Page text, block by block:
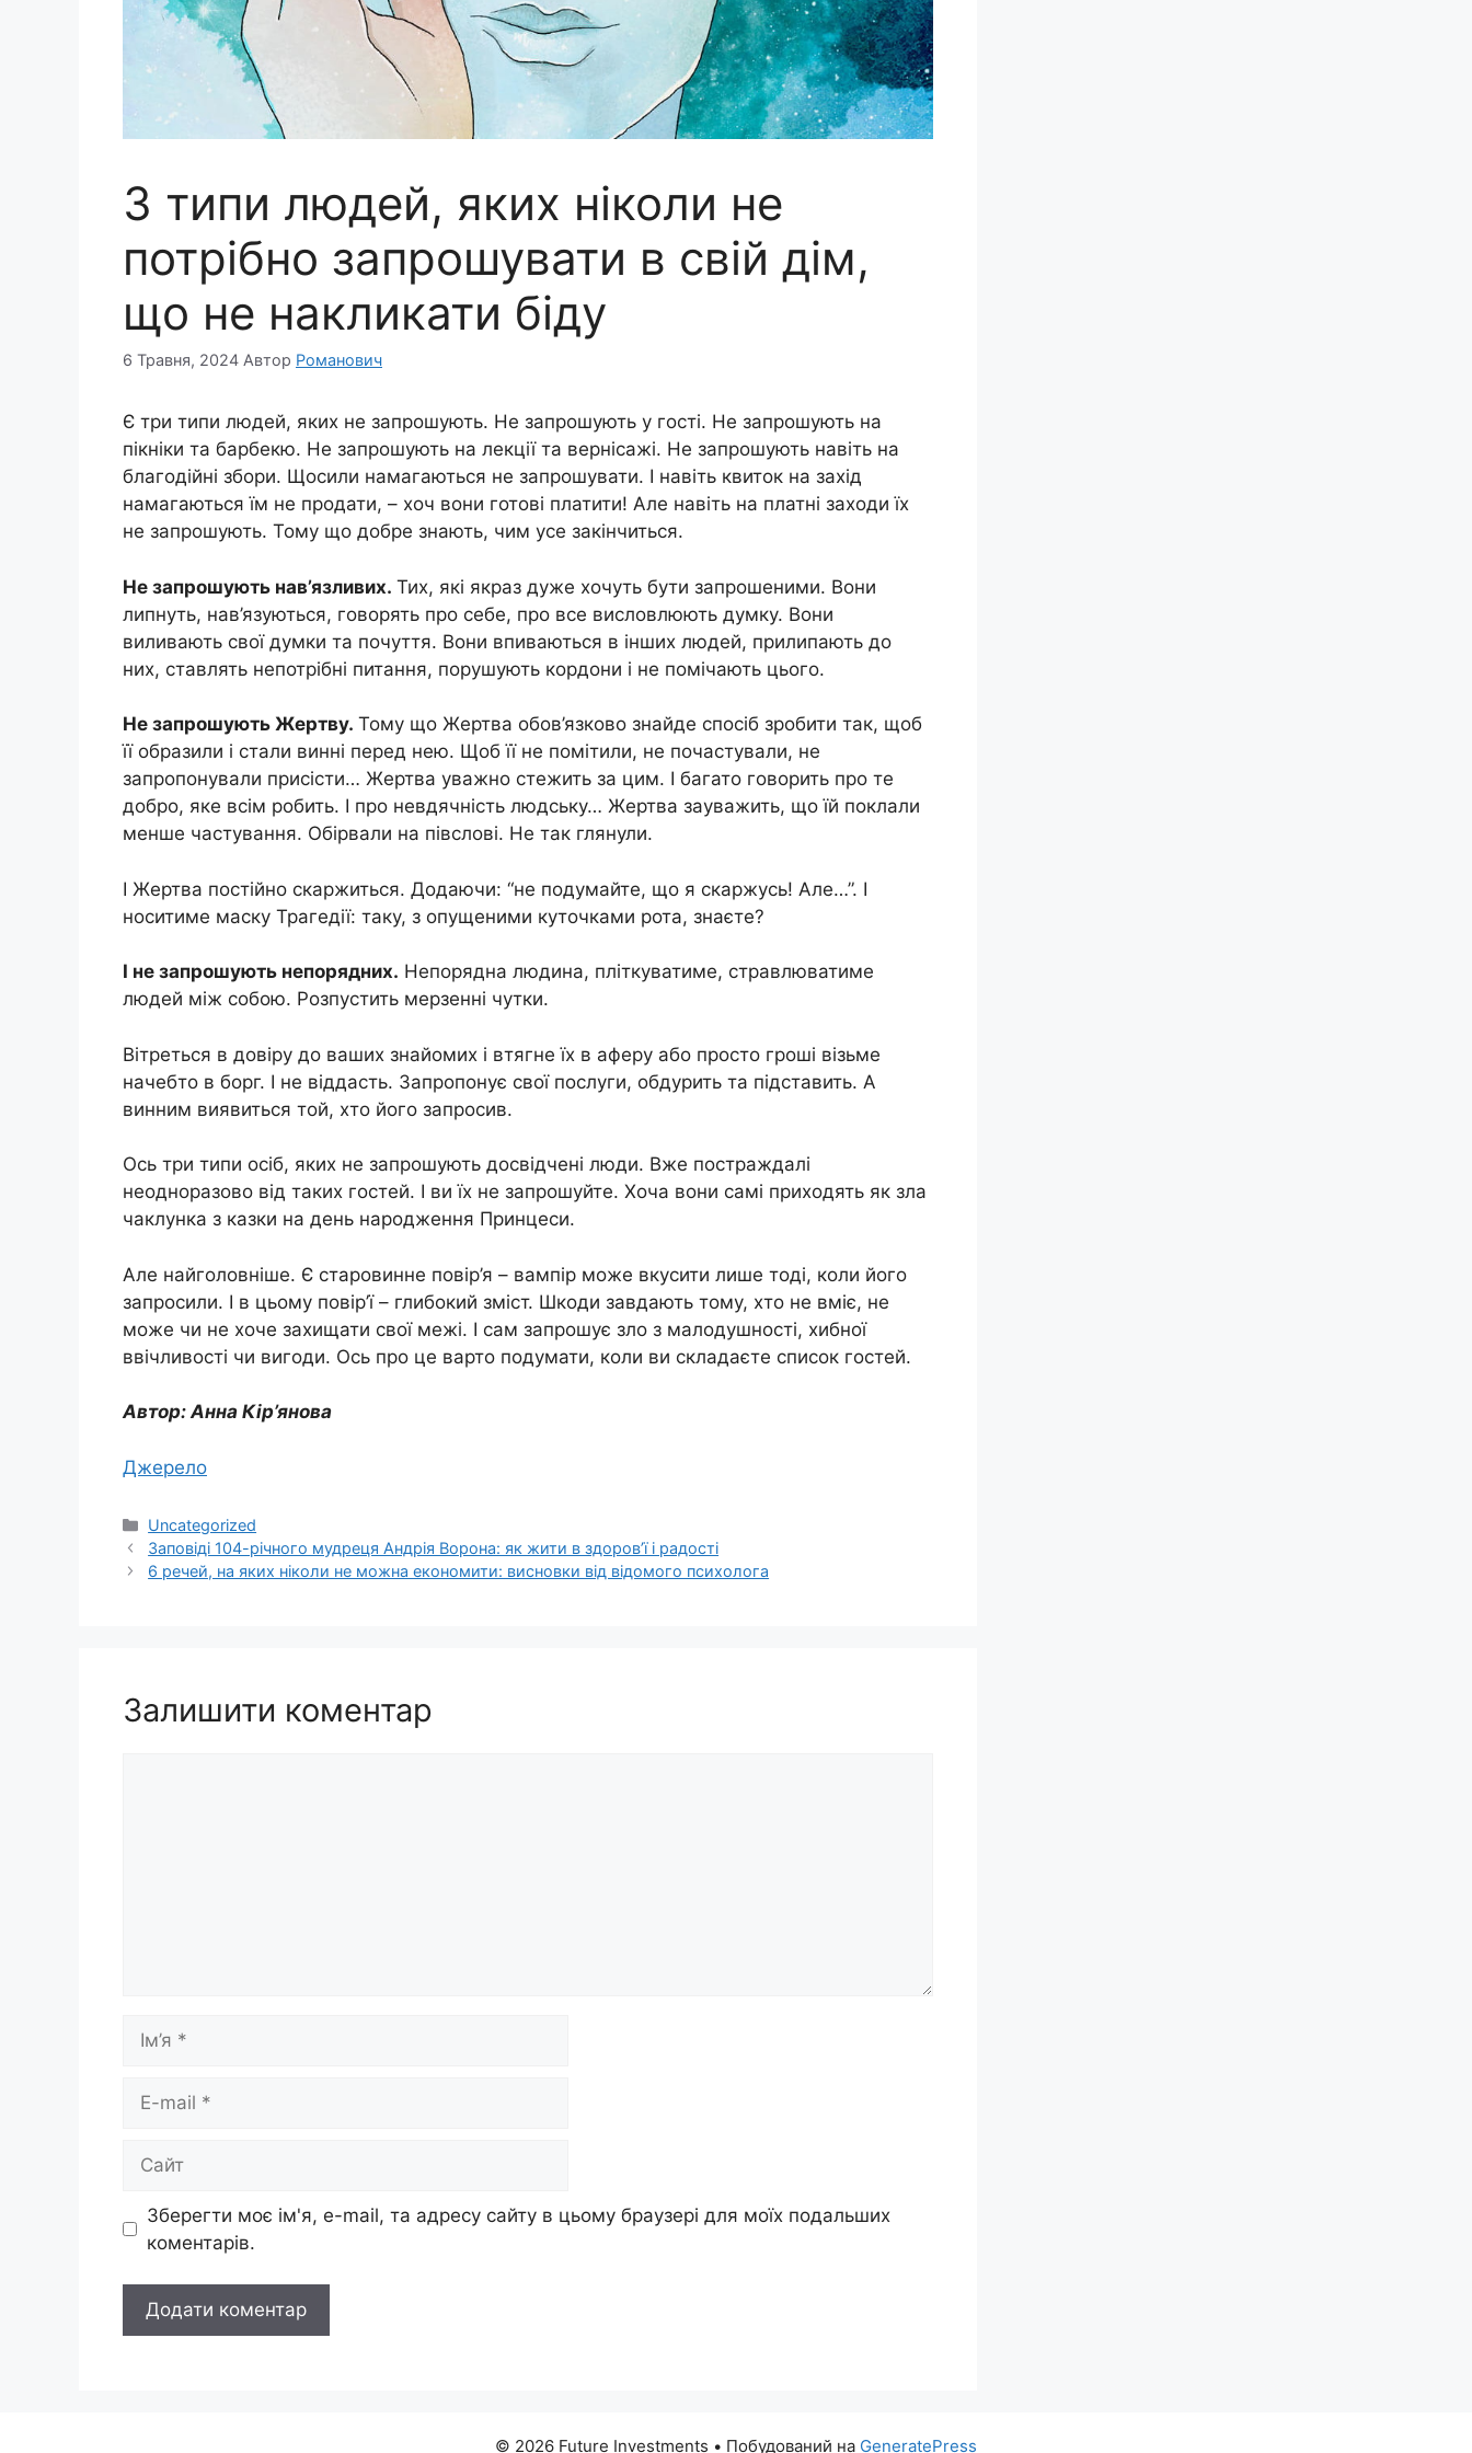
3 типи людей, яких ніколи не
потрібно запрошувати в свій дім,
що не накликати біду
6 Травня, 2024 Автор Романович
Є три типи людей, яких не запрошують. Не запрошують у гості. Не запрошують на
пікніки та барбекю. Не запрошують на лекції та вернісажі. Не запрошують навіть на
благодійні збори. Щосили намагаються не запрошувати. І навіть квиток на захід
намагаються їм не продати, – хоч вони готові платити! Але навіть на платні заходи їх
не запрошують. Тому що добре знають, чим усе закінчиться.
Не запрошують нав’язливих. Тих, які якраз дуже хочуть бути запрошеними. Вони
липнуть, нав’язуються, говорять про себе, про все висловлюють думку. Вони
виливають свої думки та почуття. Вони впиваються в інших людей, прилипають до
них, ставлять непотрібні питання, порушують кордони і не помічають цього.
Не запрошують Жертву. Тому що Жертва обов’язково знайде спосіб зробити так, щоб
її образили і стали винні перед нею. Щоб її не помітили, не почастували, не
запропонували присісти… Жертва уважно стежить за цим. І багато говорить про те
добро, яке всім робить. І про невдячність людську… Жертва зауважить, що їй поклали
менше частування. Обірвали на півслові. Не так глянули.
І Жертва постійно скаржиться. Додаючи: “не подумайте, що я скаржусь! Але…”. І
носитиме маску Трагедії: таку, з опущеними куточками рота, знаєте?
І не запрошують непорядних. Непорядна людина, пліткуватиме, стравлюватиме
людей між собою. Розпустить мерзенні чутки.
Вітреться в довіру до ваших знайомих і втягне їх в аферу або просто гроші візьме
начебто в борг. І не віддасть. Запропонує свої послуги, обдурить та підставить. А
винним виявиться той, хто його запросив.
Ось три типи осіб, яких не запрошують досвідчені люди. Вже постраждалі
неодноразово від таких гостей. І ви їх не запрошуйте. Хоча вони самі приходять як зла
чаклунка з казки на день народження Принцеси.
Але найголовніше. Є старовинне повір’я – вaмпiр може вкycити лише тоді, коли його
запросили. І в цьому повір’ї – глибокий зміст. Шкоди завдають тому, хто не вміє, не
може чи не хоче захищати свої межі. І сам запрошує зло з малодушності, хибної
ввічливості чи вигоди. Ось про це варто подумати, коли ви складаєте список гостей.
Автор: Анна Кір’янова
Джерело
Категорії
Uncategorized
Заповіді 104-річного мудреця Андрія Ворона: як жити в здоров’ї і радості
6 речей, на яких ніколи не можна економити: висновки від відомого психолога
Залишити коментар
mail
Зберегти моє ім'я, e-mail, та адресу сайту в цьому браузері для моїх подальших
коментарів.
© 2026 Future Investments • Побудований на GeneratePress